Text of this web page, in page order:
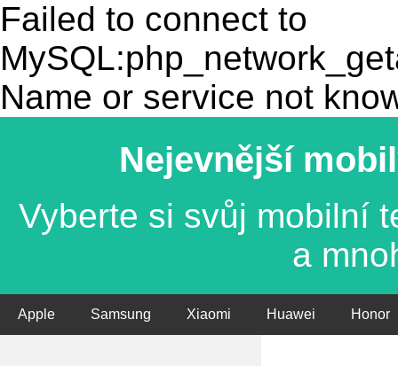
Failed to connect to
Name or service not
Nejevnější
Vyberte si svůj mobilní
a
Apple Samsung Xiaomi Huawei Honor